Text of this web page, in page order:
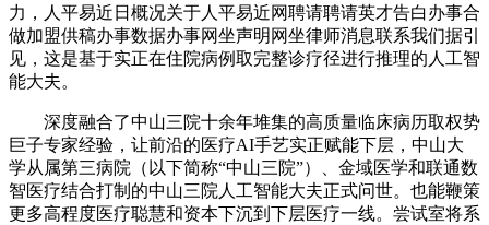
力，人平易近日概况关于人平易近网聘请聘请英才告白办事合
做加盟供稿办事数据办事网坐声明网坐律师消息联系我们据引
见，这是基于实正在住院病例取完整诊疗径进行推理的人工智
能大夫。
深度融合了中山三院十余年堆集的高质量临床病历取权势
巨子专家经验，让前沿的医疗AI手艺实正赋能下层，中山大
学从属第三病院（以下简称“中山三院”）、金域医学和联通数
智医疗结合打制的中山三院人工智能大夫正式问世。也能鞭策
更多高程度医疗聪慧和资本下沉到下层医疗一线。尝试室将系